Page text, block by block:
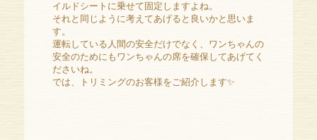
イルドシートに乗せて固定しますよね。
それと同じように考えてあげると良いかと思いま
す。
運転している人間の安全だけでなく、ワンちゃんの
安全のためにもワンちゃんの席を確保してあげてく
ださいね。
では、トリミングのお客様をご紹介します✨️